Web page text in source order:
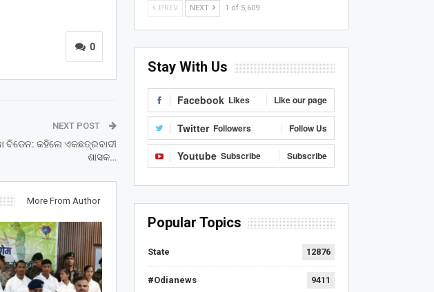
0
NEXT POST
କହିଲେ ଏକଛତ୍ରବାଦୀ
ଶାସକ…
More From Author
PREV NEXT 1 of 5,609
Stay With Us
Facebook Likes Like our page
Twitter Followers Follow Us
Youtube Subscribe Subscribe
Popular Topics
State 12876
#Odianews 9411